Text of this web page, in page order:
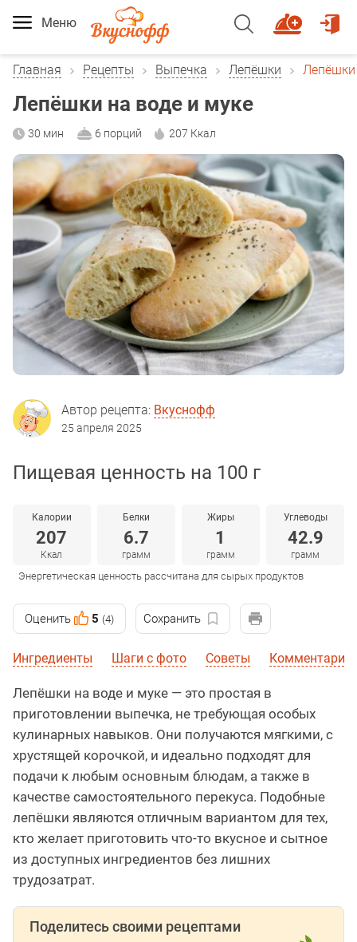
Меню
Главная Рецепты Выпечка Лепёшки Лепёшки
Лепёшки на воде и муке
30 мин 6 порций 207 Ккал
Автор рецепта: Вкуснофф
25 апреля 2025
Пищевая ценность на 100 г
Калории
207
Ккал
Белки
6.7
грамм
Жиры
1
грамм
Углеводы
42.9
грамм
Энергетическая ценность рассчитана для сырых продуктов
Оценить 5 (4) Сохранить
Ингредиенты Шаги с фото Советы Комментарии
Лепёшки на воде и муке — это простая в
приготовлении выпечка, не требующая особых
кулинарных навыков. Они получаются мягкими, с
хрустящей корочкой, и идеально подходят для
подачи к любым основным блюдам, а также в
качестве самостоятельного перекуса. Подобные
лепёшки являются отличным вариантом для тех,
кто желает приготовить что-то вкусное и сытное
из доступных ингредиентов без лишних
трудозатрат.
Поделитесь своими рецептами